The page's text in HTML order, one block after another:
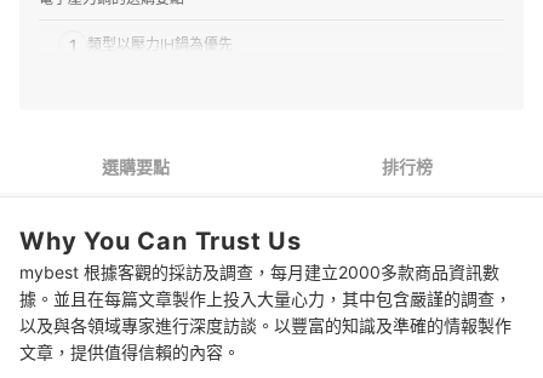
1 類型以壓力IH鍋為優先
4 選擇零件可拆、鍋身為一體型的結構確保衛生
5 無塗層的不鏽鋼鍋最耐用安心
6 以知名大品牌為佳
電子壓力鍋 推薦排行榜
選購要點 排行榜
Why You Can Trust Us
mybest 根據客觀的採訪及調查，每月建立2000多款商品資訊數
據。並且在每篇文章製作上投入大量心力，其中包含嚴謹的調查，
以及與各領域專家進行深度訪談。以豐富的知識及準確的情報製作
文章，提供值得信賴的內容。